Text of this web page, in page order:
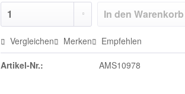
In den Warenkorb
Vergleichen Merken Empfehlen
Artikel-Nr.: AMS10978